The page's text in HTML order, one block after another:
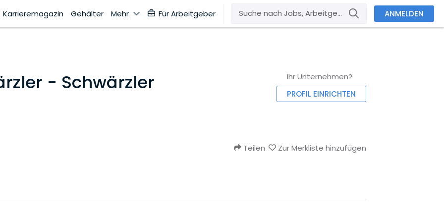
Karrieremagazin Gehälter Mehr Für Arbeitgeber ANMELDEN
- Schwärzler
Ihr Unternehmen?
PROFIL EINRICHTEN
Teilen Zur Merkliste hinzufügen